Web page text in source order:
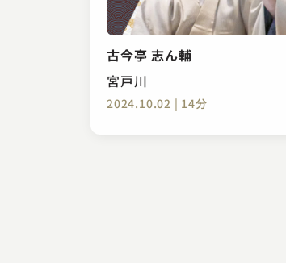
古今亭 志ん輔
宮戸川
2024.10.02 | 14分